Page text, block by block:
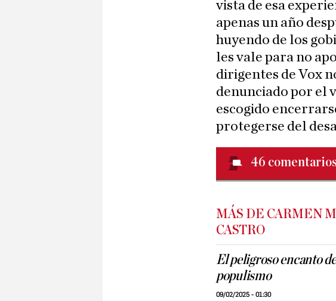
vista de esa
apenas un año
huyendo de los
les vale para no
dirigentes de Vox
denunciado por el
escogido
protegerse del
46 comentarios
MÁS DE CARMEN
CASTRO
El peligroso encanto
populismo
09/02/2025 - 01:30